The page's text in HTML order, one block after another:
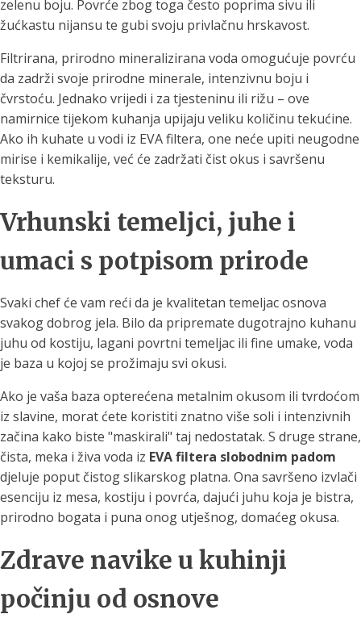
zelenu boju. Povrće zbog toga često poprima sivu ili
žućkastu nijansu te gubi svoju privlačnu hrskavost.
Filtrirana, prirodno mineralizirana voda omogućuje povrću
da zadrži svoje prirodne minerale, intenzivnu boju i
čvrstoću. Jednako vrijedi i za tjesteninu ili rižu – ove
namirnice tijekom kuhanja upijaju veliku količinu tekućine.
Ako ih kuhate u vodi iz EVA filtera, one neće upiti neugodne
mirise i kemikalije, već će zadržati čist okus i savršenu
teksturu.
Vrhunski temeljci, juhe i
umaci s potpisom prirode
Svaki chef će vam reći da je kvalitetan temeljac osnova
svakog dobrog jela. Bilo da pripremate dugotrajno kuhanu
juhu od kostiju, lagani povrtni temeljac ili fine umake, voda
je baza u kojoj se prožimaju svi okusi.
Ako je vaša baza opterećena metalnim okusom ili tvrdoćom
iz slavine, morat ćete koristiti znatno više soli i intenzivnih
začina kako biste "maskirali" taj nedostatak. S druge strane,
čista, meka i živa voda iz EVA filtera slobodnim padom
djeluje poput čistog slikarskog platna. Ona savršeno izvlači
esenciju iz mesa, kostiju i povrća, dajući juhu koja je bistra,
prirodno bogata i puna onog utješnog, domaćeg okusa.
Zdrave navike u kuhinji
počinju od osnove